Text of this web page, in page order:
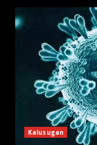
Kalusugan